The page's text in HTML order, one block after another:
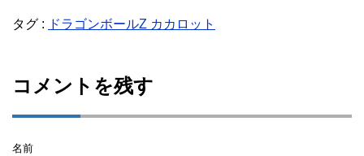
タグ : ドラゴンボールZ カカロット
コメントを残す
名前